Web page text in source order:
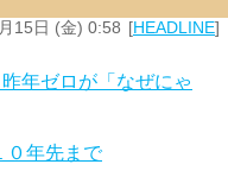
15日 (金) 0:58 HEADLINE
年ゼロが「なぜにゃ
０年先まで